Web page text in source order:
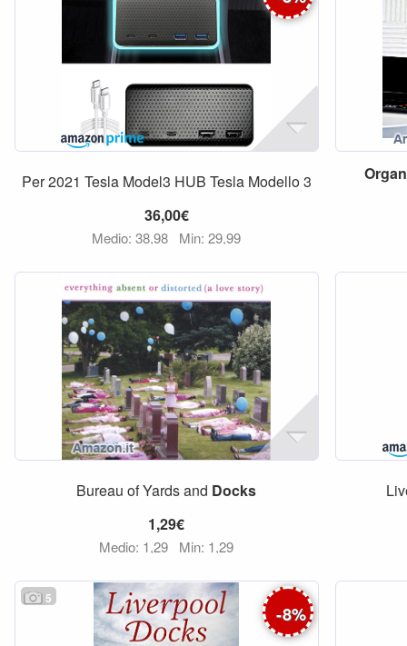
Per 2021 Tesla Model3 HUB Tesla Modello 3
36,00€
Medio: 38,98 Min: 29,99
Bureau of Yards and Docks
1,29€
Medio: 1,29 Min: 1,29
5
-8%